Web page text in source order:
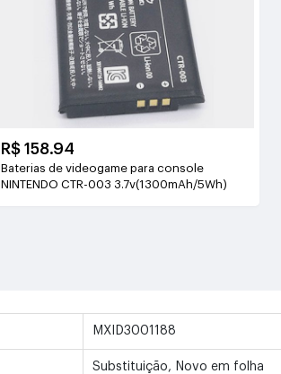
R$ 158.94
Baterias de videogame para console
NINTENDO CTR-003 3.7v(1300mAh/5Wh)
MXID3001188
Substituição, Novo em folha